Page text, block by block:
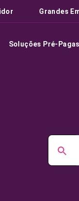
Grandes
Soluções Pré-Pagas